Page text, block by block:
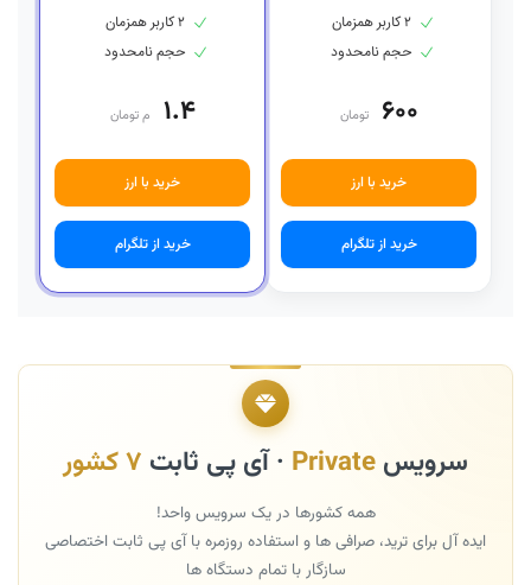
۲ کاربر همزمان
حجم نامحدود
۶۰۰ تومان
خرید با ارز
خرید از تلگرام
۲ کاربر همزمان
حجم نامحدود
۱.۴ م تومان
خرید با ارز
خرید از تلگرام
سرویس Private · آی پی ثابت ۷ کشور
همه کشورها در یک سرویس واحد!
ایده آل برای ترید، صرافی ها و استفاده روزمره با آی پی ثابت اختصاصی
سازگار با تمام دستگاه ها